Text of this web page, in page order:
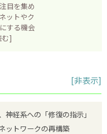
目を集め
ットやク
する機会
む]
[非表示]
経系への「修復の指示」
ットワークの再構築